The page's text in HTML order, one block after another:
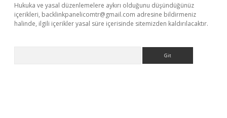
Hukuka ve yasal düzenlemelere aykırı olduğunu düşündüğünüz
içerikleri, backlinkpanelicomtr@gmail.com adresine bildirmeniz
halinde, ilgili içerikler yasal süre içerisinde sitemizden kaldırılacaktır.